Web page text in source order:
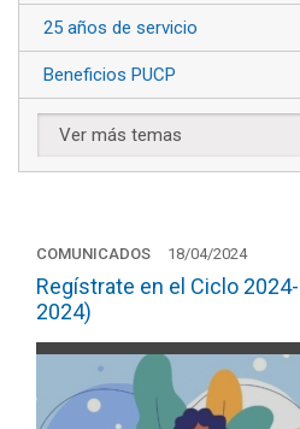
25 años de servicio
Beneficios PUCP
COMUNICADOS 18/04/2024
Regístrate en el Ciclo 2024-
2024)